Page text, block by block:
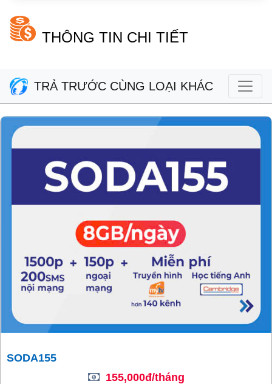
THÔNG TIN CHI TIẾT
TRẢ TRƯỚC CÙNG LOẠI KHÁC
SODA155
155,000đ/tháng